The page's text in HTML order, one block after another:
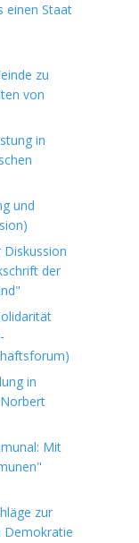
einen Staat
zu
von
in
und
Diskussion
der
in
Mit
zur
Demokratie